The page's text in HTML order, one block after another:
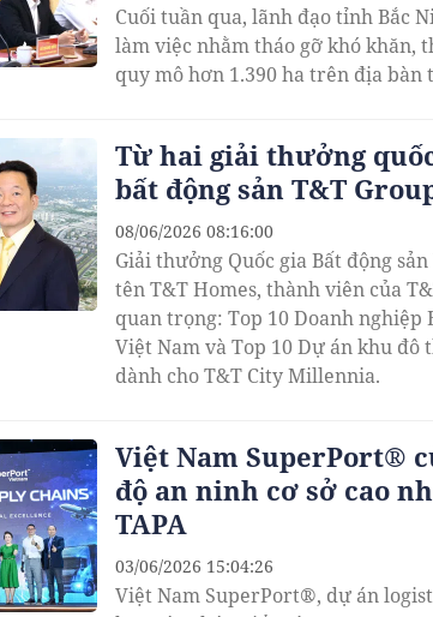
Cuối tuần qua, lãnh đạo tỉnh Bắc
làm việc nhằm tháo gỡ khó khăn,
quy mô hơn 1.390 ha trên địa bàn
Từ hai giải thưởng
bất động sản T&T
Giải thưởng Quốc gia Bất động
tên T&T Homes, thành viên của
quan trọng: Top 10 Doanh
Việt Nam và Top 10 Dự án khu đô
dành cho T&T City Millennia.
08/06/2026 08:16:00
Việt Nam SuperPort®
độ an ninh cơ sở cao
TAPA
Việt Nam SuperPort®, dự án
03/06/2026 15:04:26